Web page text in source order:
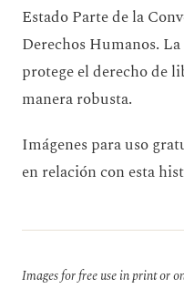
Estado Parte de la
Derechos Humanos.
protege el derecho de
manera robusta.
Imágenes para uso
en relación con esta
Images for free use in print or